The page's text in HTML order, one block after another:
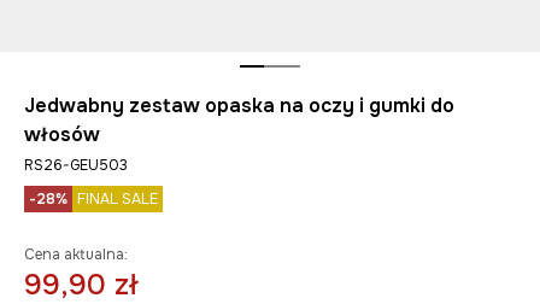
Jedwabny zestaw opaska na oczy i gumki do
włosów
RS26-GEU503
-28% FINAL SALE
Cena aktualna:
99,90 zł